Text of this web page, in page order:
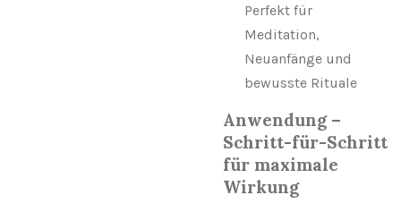
Perfekt für
Meditation,
Neuanfänge und
bewusste Rituale
Anwendung –
Schritt-für-Schritt
für maximale
Wirkung